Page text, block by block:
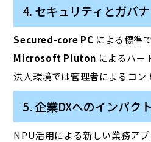
4. セキュリティとガバ
Secured-core PC による標準
Microsoft Pluton によるハー
法人環境では管理者によるコン
5. 企業DXへのインパクト
NPU活用による新しい業務ア